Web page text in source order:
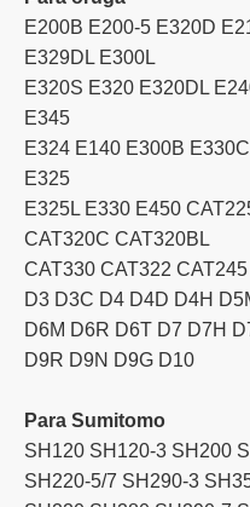
E200B E200-5 E320D
E329DL E300L
E320S E320 E320DL
E345
E324 E140 E300B
E325
E325L E330 E450
CAT320C CAT320BL
CAT330 CAT322
D3 D3C D4 D4D D4H
D6M D6R D6T D7 D7H
D9R D9N D9G D10
Para Sumitomo
SH120 SH120-3 SH200
SH220-5/7 SH290-3